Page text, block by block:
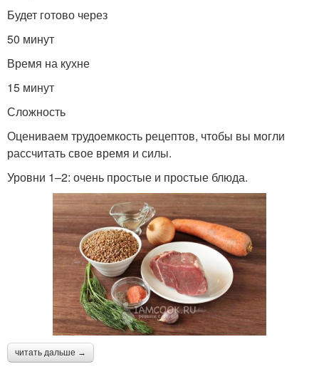
Будет готово через
50 минут
Время на кухне
15 минут
Сложность
Оцениваем трудоемкость рецептов, чтобы вы могли
рассчитать свое время и силы.
Уровни 1–2: очень простые и простые блюда.
читать дальше →